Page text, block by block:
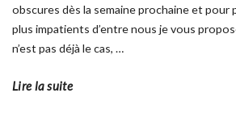
obscures dès la semaine prochaine et pour
plus impatients d’entre nous je vous
n’est pas déjà le cas, …
Lire la suite